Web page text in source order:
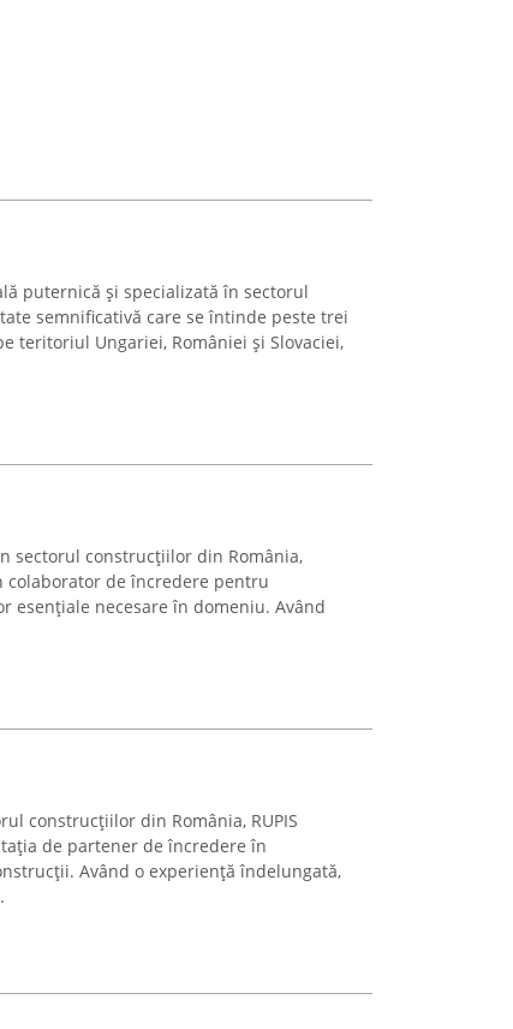
puternică și specializată în sectorul
semnificativă care se întinde peste trei
teritoriul Ungariei, României și Slovaciei,
sectorul construcțiilor din România,
de încredere pentru
esențiale necesare în domeniu. Având
construcțiilor din România, RUPIS
de partener de încredere în
Având o experiență îndelungată,